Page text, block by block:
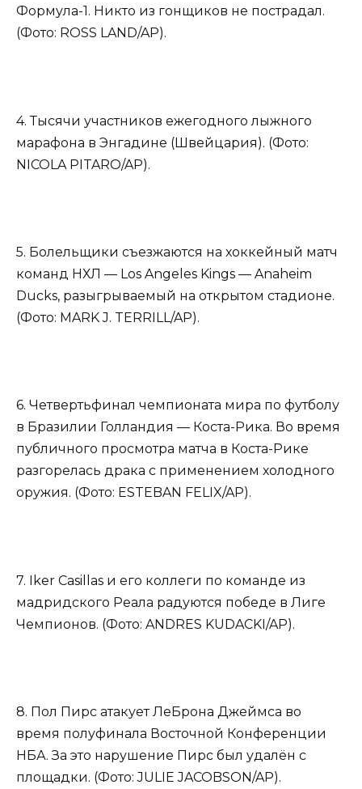
Формула-1. Никто из гонщиков не пострадал.
(Фото: ROSS LAND/AP).
4. Тысячи участников ежегодного лыжного
марафона в Энгадине (Швейцария). (Фото:
NICOLA PITARO/AP).
5. Болельщики съезжаются на хоккейный матч
команд НХЛ — Los Angeles Kings — Anaheim
Ducks, разыгрываемый на открытом стадионе.
(Фото: MARK J. TERRILL/AP).
6. Четвертьфинал чемпионата мира по футболу
в Бразилии Голландия — Коста-Рика. Во время
публичного просмотра матча в Коста-Рике
разгорелась драка с применением холодного
оружия. (Фото: ESTEBAN FELIX/AP).
7. Iker Casillas и его коллеги по команде из
мадридского Реала радуются победе в Лиге
Чемпионов. (Фото: ANDRES KUDACKI/AP).
8. Пол Пирс атакует ЛеБрона Джеймса во
время полуфинала Восточной Конференции
НБА. За это нарушение Пирс был удалён с
площадки. (Фото: JULIE JACOBSON/AP).